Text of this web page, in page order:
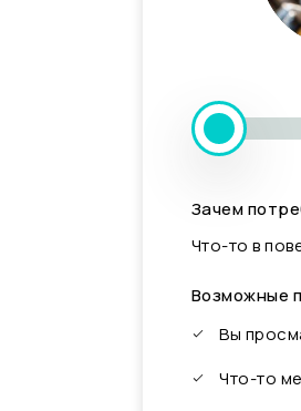
Зачем
Что-то в
Возможные
Вы
Что-то